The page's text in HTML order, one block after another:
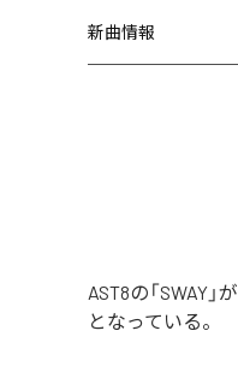
新曲情報
AST8の「SWAY
となっている。